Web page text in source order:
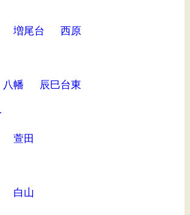
増尾台 西原
八幡 辰巳台東
萱田
白山